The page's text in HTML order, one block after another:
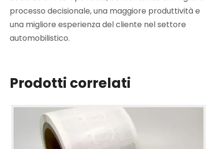
processo decisionale, una maggiore produttività e
una migliore esperienza del cliente nel settore
automobilistico.
Prodotti correlati